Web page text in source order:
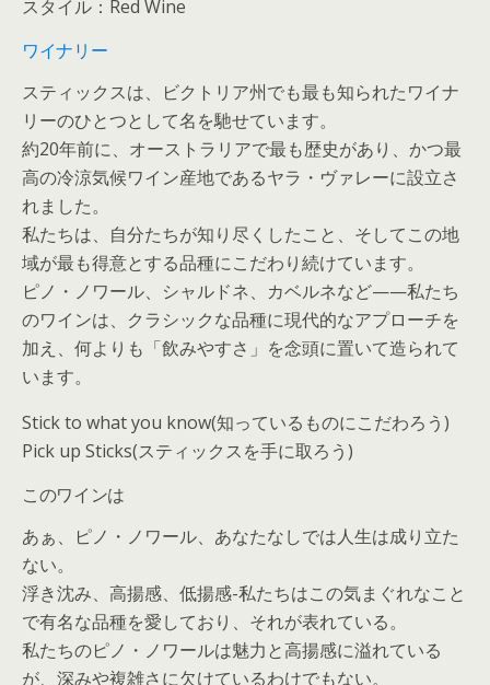
スタイル：Red Wine
ワイナリー
スティックスは、ビクトリア州でも最も知られたワイナ
リーのひとつとして名を馳せています。
約20年前に、オーストラリアで最も歴史があり、かつ最
高の冷涼気候ワイン産地であるヤラ・ヴァレーに設立さ
れました。
私たちは、自分たちが知り尽くしたこと、そしてこの地
域が最も得意とする品種にこだわり続けています。
ピノ・ノワール、シャルドネ、カベルネなど——私たち
のワインは、クラシックな品種に現代的なアプローチを
加え、何よりも「飲みやすさ」を念頭に置いて造られて
います。
Stick to what you know(知っているものにこだわろう)
Pick up Sticks(スティックスを手に取ろう)
このワインは
あぁ、ピノ・ノワール、あなたなしでは人生は成り立た
ない。
浮き沈み、高揚感、低揚感-私たちはこの気まぐれなこと
で有名な品種を愛しており、それが表れている。
私たちのピノ・ノワールは魅力と高揚感に溢れている
が、深みや複雑さに欠けているわけでもない。